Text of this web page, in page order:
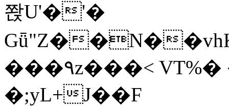
쫝U'�'�
Gǖ"Z��N�
���٩z���< VT%� �}z�XEu�<ं�Q!
�;yL+J��F